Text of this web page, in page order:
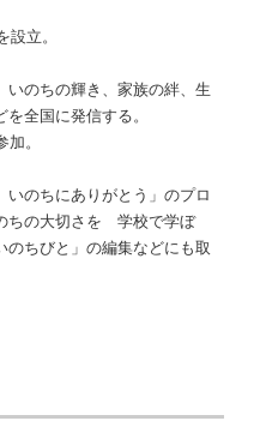
設立。
いのちの輝き、家族の絆、生
全国に発信する。
。
のちにありがとう」のプロ
ちの大切さを 学校で学ぼ
のちびと」の編集などにも取